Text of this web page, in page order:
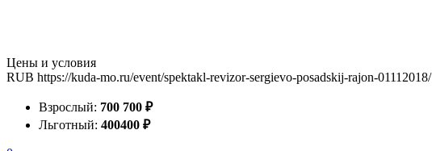
Цены и условия
RUB https://kuda-mo.ru/event/spektakl-revizor-sergievo-posadskij-rajon-01112018/
Взрослый: 700 700 ₽
Льготный: 400400 ₽